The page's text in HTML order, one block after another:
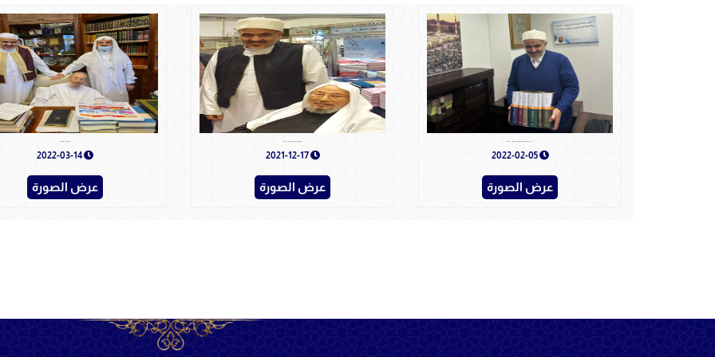
2022-02-05
عرض الصورة
2021-12-17
عرض الصورة
2022-03-14
عرض الصورة